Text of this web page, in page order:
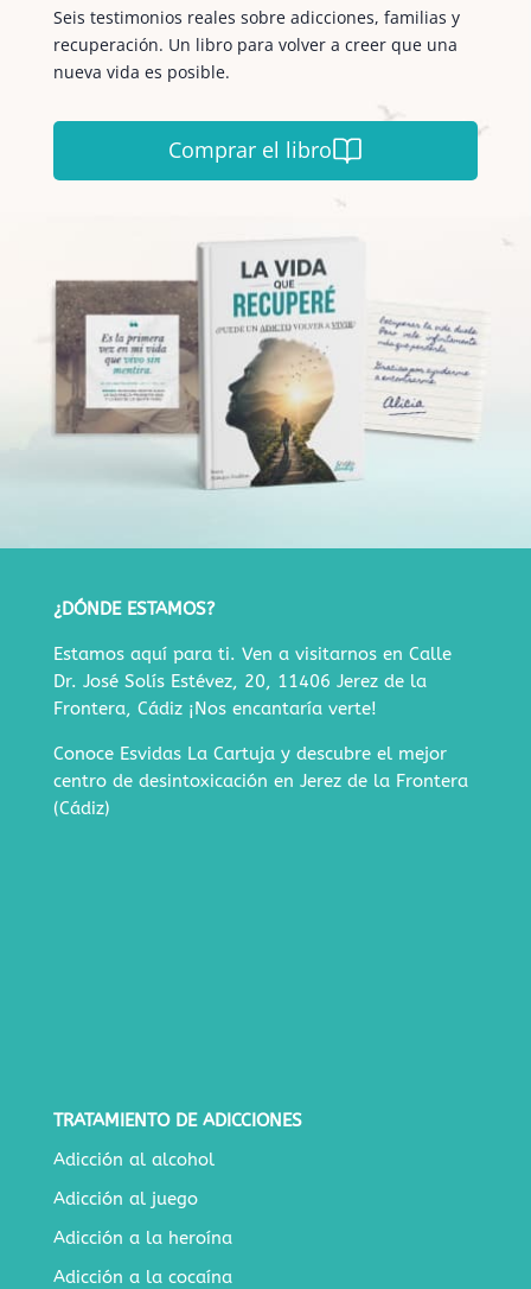
Seis testimonios reales sobre adicciones, familias y
recuperación. Un libro para volver a creer que una
nueva vida es posible.
Comprar el libro
¿DÓNDE ESTAMOS?
Estamos aquí para ti. Ven a visitarnos en Calle
Dr. José Solís Estévez, 20, 11406 Jerez de la
Frontera, Cádiz¡Nos encantaría verte!
Conoce Esvidas La Cartuja y descubre el mejor
centro de desintoxicación en Jerez de la Frontera
(Cádiz)
TRATAMIENTO DE ADICCIONES
Adicción al alcohol
Adicción al juego
Adicción a la heroína
Adicción a la cocaína